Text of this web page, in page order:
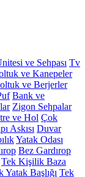
ve Sehpası Tv
ve Kanepeler
ve Berjerler
Bank ve
Zigon Sehpalar
ve Hol Çok
Askısı Duvar
Yatak Odası
Bez Gardırop
Tek Kişilik Baza
Başlığı Tek